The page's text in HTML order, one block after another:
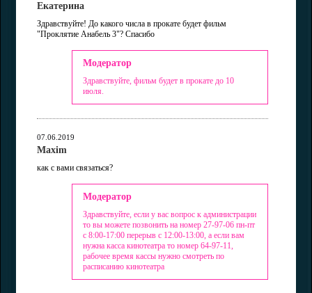
Екатерина
Здравствуйте! До какого числа в прокате будет фильм
"Проклятие Анабель 3"? Спасибо
Модератор
Здравствуйте, фильм будет в прокате до 10
июля.
07.06.2019
Maxim
как с вами связаться?
Модератор
Здравствуйте, если у вас вопрос к администрации
то вы можете позвонить на номер 27-97-06 пн-пт
с 8:00-17:00 перерыв с 12:00-13:00, а если вам
нужна касса кинотеатра то номер 64-97-11,
рабочее время кассы нужно смотреть по
расписанию кинотеатра